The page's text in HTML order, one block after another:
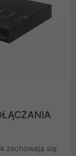
zachowają się